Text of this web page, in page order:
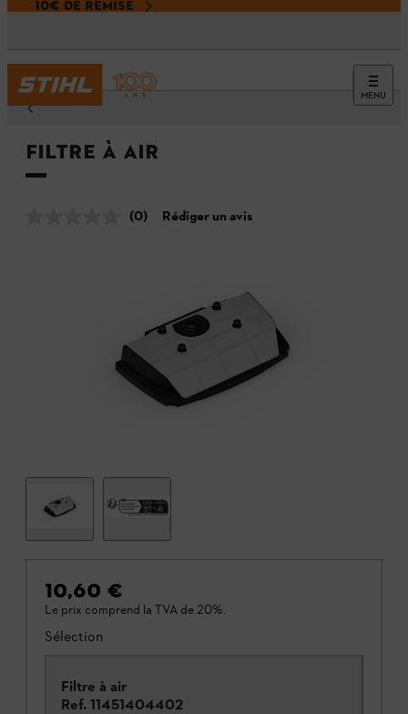
10€ DE REMISE
MENU
Filtre à air
(0) Rédiger un avis
10,60 €
Le prix comprend la TVA de 20%.
Sélection
Filtre à air
Ref. 11451404402